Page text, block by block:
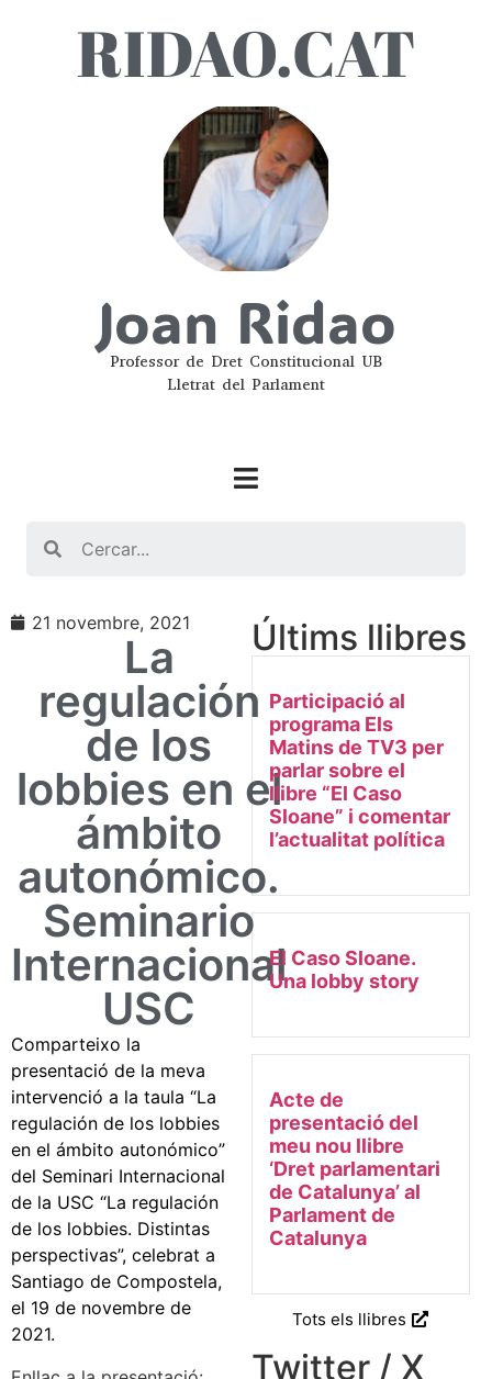
RIDAO.CAT
Joan Ridao
Professor de Dret Constitucional UB
Lletrat del Parlament
21 novembre, 2021
La
regulación
de los
lobbies en el
ámbito
autonómico.
Seminario
Internacional
USC
Comparteixo la
presentació de la meva
intervenció a la taula “La
regulación de los lobbies
en el ámbito autonómico”
del Seminari Internacional
de la USC “La regulación
de los lobbies. Distintas
perspectivas”, celebrat a
Santiago de Compostela,
el 19 de novembre de
2021.
Últims llibres
Participació al
programa Els
Matins de TV3 per
parlar sobre el
llibre “El Caso
Sloane” i comentar
l’actualitat política
El Caso Sloane.
Una lobby story
Acte de
presentació del
meu nou llibre
‘Dret parlamentari
de Catalunya’ al
Parlament de
Catalunya
Tots els llibres
Twitter / X